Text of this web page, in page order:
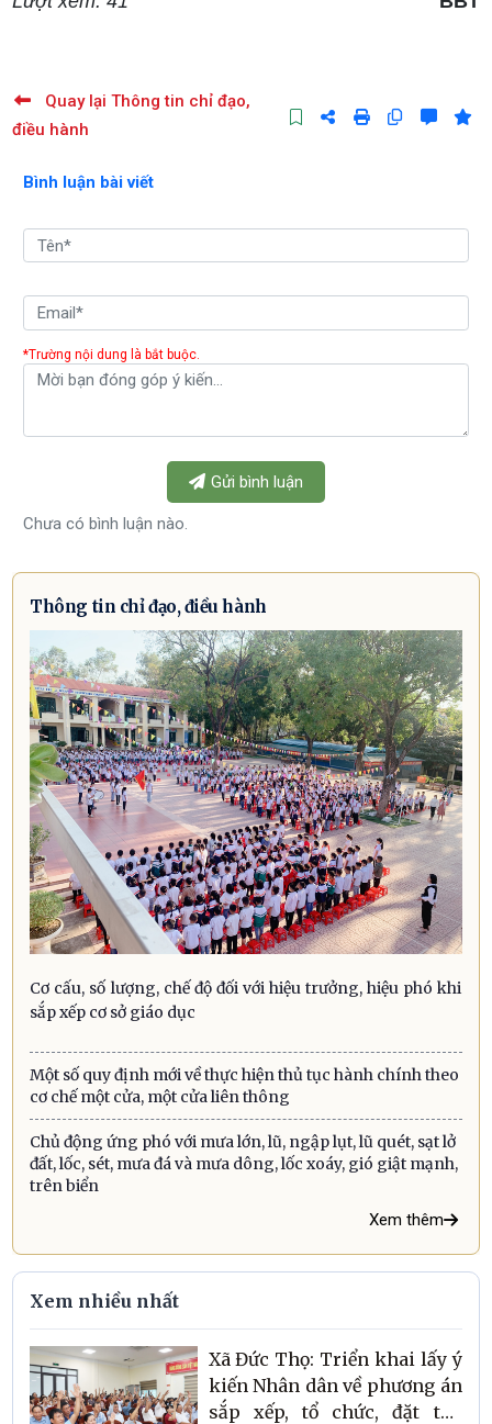
Quay lại Thông tin chỉ đạo,
điều hành
Bình luận bài viết
*Trường nội dung là bắt buộc.
Gửi bình luận
Chưa có bình luận nào.
Thông tin chỉ đạo, điều hành
Cơ cấu, số lượng, chế độ đối với hiệu trưởng, hiệu phó khi
sắp xếp cơ sở giáo dục
Một số quy định mới về thực hiện thủ tục hành chính theo
cơ chế một cửa, một cửa liên thông
Chủ động ứng phó với mưa lớn, lũ, ngập lụt, lũ quét, sạt lở
đất, lốc, sét, mưa đá và mưa dông, lốc xoáy, gió giật mạnh,
trên biển
Xem thêm
Xem nhiều nhất
Xã Đức Thọ: Triển khai lấy ý
kiến Nhân dân về phương án
sắp xếp, tổ chức, đặt tên